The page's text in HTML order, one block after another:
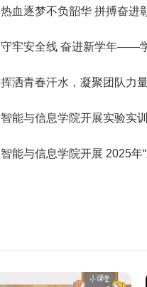
热血逐梦不负韶华 拼搏奋进
守牢安全线 奋进新学年——
挥洒青春汗水，凝聚团队力
智能与信息学院开展实验实
智能与信息学院开展 2025年